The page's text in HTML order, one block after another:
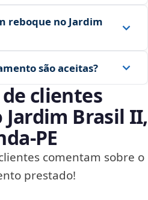
reboque no Jardim
são aceitas?
clientes
Brasil II,
comentam sobre o
prestado!